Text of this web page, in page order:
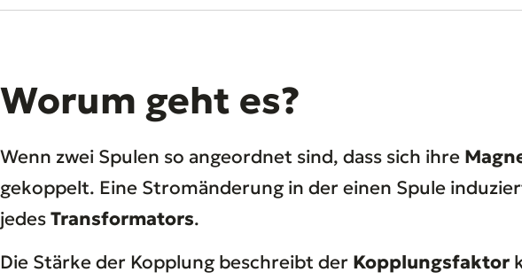
Worum geht es?
Wenn zwei Spulen so angeordnet sind, dass sich ihre
gekoppelt. Eine Stromänderung in der einen Spule
jedesTransformators.
Die Stärke der Kopplung beschreibt der Kopplungsfaktor